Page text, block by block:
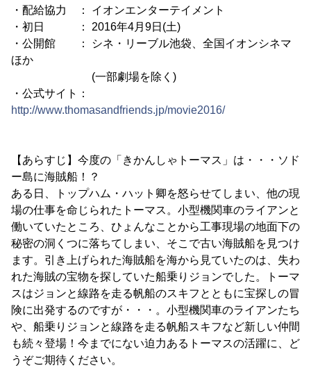
・配給協力 ： イオンエンターテイメント
・初日 ： 2016年4月9日(土)
・公開館 ： シネ・リーブル池袋、全国イオンシネマ
ほか
(一部劇場を除く)
・公式サイト：
http://www.thomasandfriends.jp/movie2016/
【あらすじ】今度の「きかんしゃトーマス」は・・・ソド
ー島に海賊船！？
ある日、トップハム・ハット卿を怒らせてしまい、他の現
場の仕事を命じられたトーマス。小型機関車のライアンと
働いていたところ、ひょんなことから工事現場の地面下の
秘密の洞くつに落ちてしまい、そこで古い海賊船を見つけ
ます。引き上げられた海賊船を海から見ていたのは、失わ
れた海賊の宝物を探していた船乗りジョンでした。トーマ
スはジョンと線路を走る帆船のスキフとともに宝探しの冒
険に出発するのですが・・・。小型機関車のライアンたち
や、船乗りジョンと線路を走る帆船スキフなど新しい仲間
も続々登場！今までにない迫力あるトーマスの活躍に、ど
うぞご期待ください。